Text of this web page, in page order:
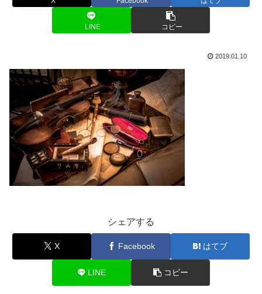
LINE コピー
2019.01.10
シェアする
X Facebook はてブ
LINE コピー